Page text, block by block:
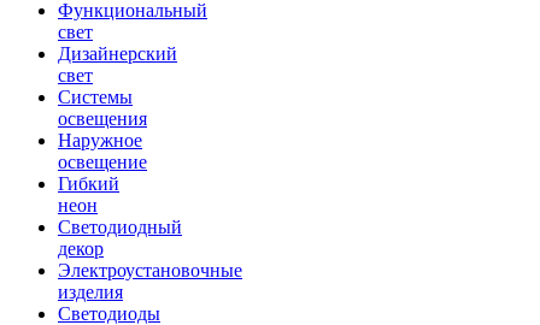
Функциональный
свет
Дизайнерский
свет
Системы
освещения
Наружное
освещение
Гибкий
неон
Светодиодный
декор
Электроустановочные
изделия
Светодиоды